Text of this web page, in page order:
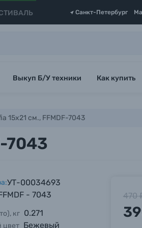
Санкт-Петербург
Выкуп Б/У техники Как купить
15x21 см., FFMDF-7043
7043
УТ-00034693
- 7043
кг 0.271
цвет Бежевый
470